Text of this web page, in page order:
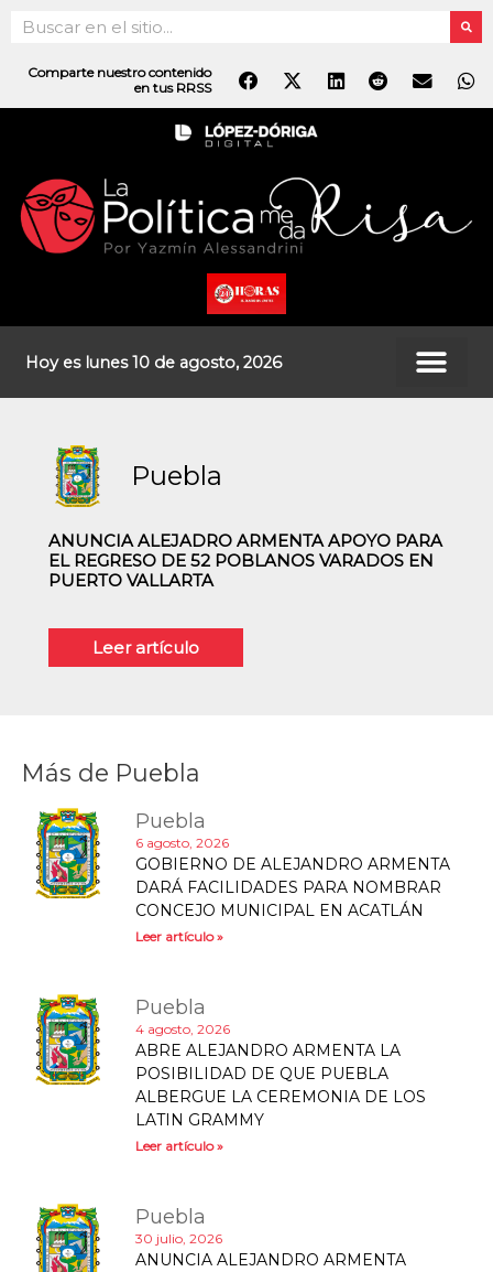
contenido
Search
Comparte nuestro contenido
en tus RRSS
Hoy es lunes 10 de agosto, 2026
Puebla
ANUNCIA ALEJADRO ARMENTA APOYO PARA
EL REGRESO DE 52 POBLANOS VARADOS EN
PUERTO VALLARTA
Leer artículo
Más de Puebla
Puebla
6 agosto, 2026
GOBIERNO DE ALEJANDRO ARMENTA
DARÁ FACILIDADES PARA NOMBRAR
CONCEJO MUNICIPAL EN ACATLÁN
Leer artículo »
Puebla
4 agosto, 2026
ABRE ALEJANDRO ARMENTA LA
POSIBILIDAD DE QUE PUEBLA
ALBERGUE LA CEREMONIA DE LOS
LATIN GRAMMY
Leer artículo »
Puebla
30 julio, 2026
ANUNCIA ALEJANDRO ARMENTA